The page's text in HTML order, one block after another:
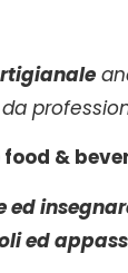
&
ed
ed